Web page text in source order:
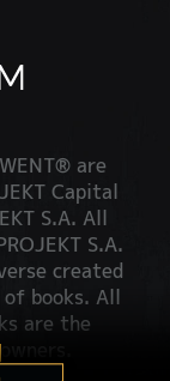
are
Capital
S.A. All
S.A.
created
of books. All
are the